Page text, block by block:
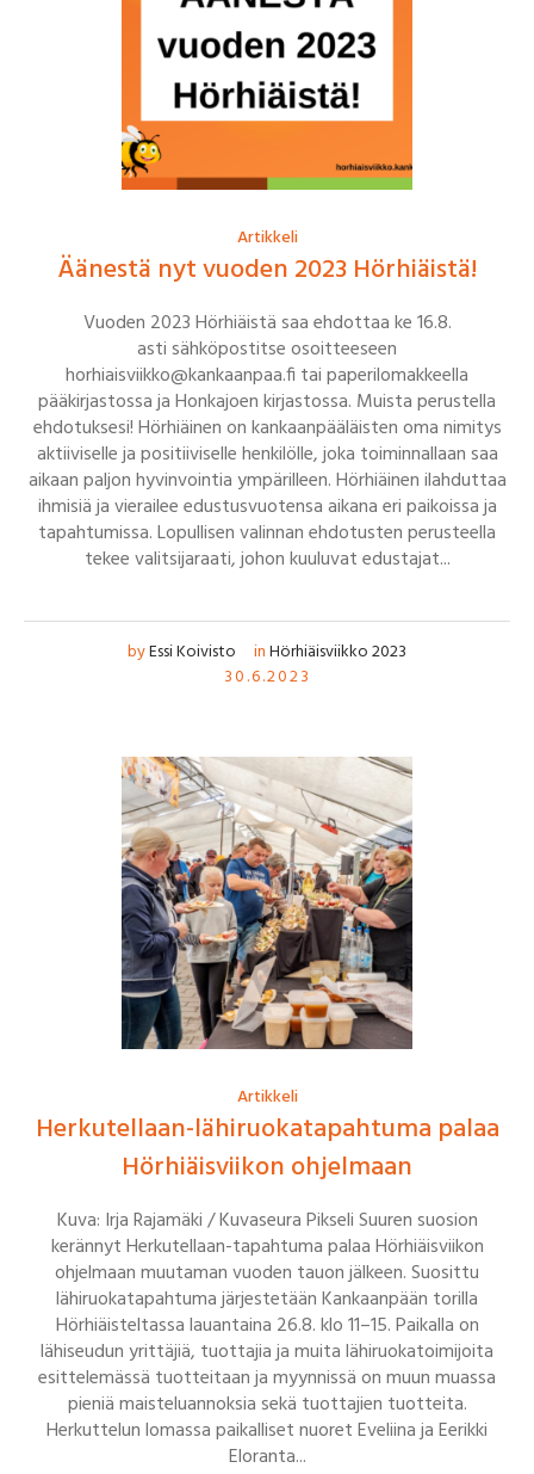
Artikkeli
Äänestä nyt vuoden 2023 Hörhiäistä!
Vuoden 2023 Hörhiäistä saa ehdottaa ke 16.8.
asti sähköpostitse osoitteeseen
horhiaisviikko@kankaanpaa.fi tai paperilomakkeella
pääkirjastossa ja Honkajoen kirjastossa. Muista perustella
ehdotuksesi! Hörhiäinen on kankaanpääläisten oma nimitys
aktiiviselle ja positiiviselle henkilölle, joka toiminnallaan saa
aikaan paljon hyvinvointia ympärilleen. Hörhiäinen ilahduttaa
ihmisiä ja vierailee edustusvuotensa aikana eri paikoissa ja
tapahtumissa. Lopullisen valinnan ehdotusten perusteella
tekee valitsijaraati, johon kuuluvat edustajat...
byEssi Koivisto inHörhiäisviikko 2023
30.6.2023
Artikkeli
Herkutellaan-lähiruokatapahtuma palaa
Hörhiäisviikon ohjelmaan
Kuva: Irja Rajamäki / Kuvaseura Pikseli Suuren suosion
kerännyt Herkutellaan-tapahtuma palaa Hörhiäisviikon
ohjelmaan muutaman vuoden tauon jälkeen. Suosittu
lähiruokatapahtuma järjestetään Kankaanpään torilla
Hörhiäisteltassa lauantaina 26.8. klo 11–15. Paikalla on
lähiseudun yrittäjiä, tuottajia ja muita lähiruokatoimijoita
esittelemässä tuotteitaan ja myynnissä on muun muassa
pieniä maisteluannoksia sekä tuottajien tuotteita.
Herkuttelun lomassa paikalliset nuoret Eveliina ja Eerikki
Eloranta...